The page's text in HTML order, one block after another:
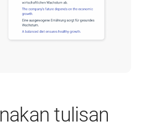
tulisan